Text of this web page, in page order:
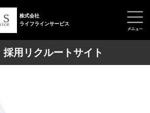
株式会社
ライフラインサービス
採用リクルートサイト